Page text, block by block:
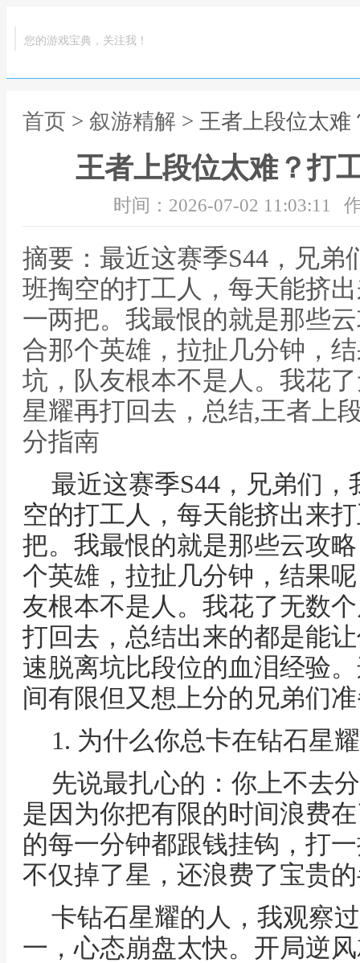
您的游戏宝典，关注我！
首页 > 叙游精解 > 王者上段位太
王者上段位太难？打
时间：2026-07-02 11:03:11
摘要：最近这赛季S44，兄
班掏空的打工人，每天能挤
一两把。我最恨的就是那些
合那个英雄，拉扯几分钟，
坑，队友根本不是人。我花
星耀再打回去，总结,王者上
分指南
最近这赛季S44，兄弟们
空的打工人，每天能挤出来
把。我最恨的就是那些云攻
个英雄，拉扯几分钟，结果
友根本不是人。我花了无数
打回去，总结出来的都是能
速脱离坑比段位的血泪经验
间有限但又想上分的兄弟们
1. 为什么你总卡在钻石星
先说最扎心的：你上不去
是因为你把有限的时间浪费
的每一分钟都跟钱挂钩，打
不仅掉了星，还浪费了宝贵
卡钻石星耀的人，我观察
一，心态崩盘太快。开局逆